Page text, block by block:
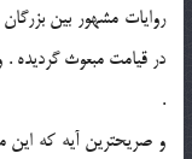
روايات مشهور بين
در قيامت مبعوث گردیده .
.